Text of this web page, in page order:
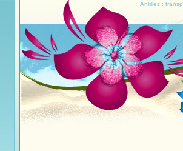
Antilles :